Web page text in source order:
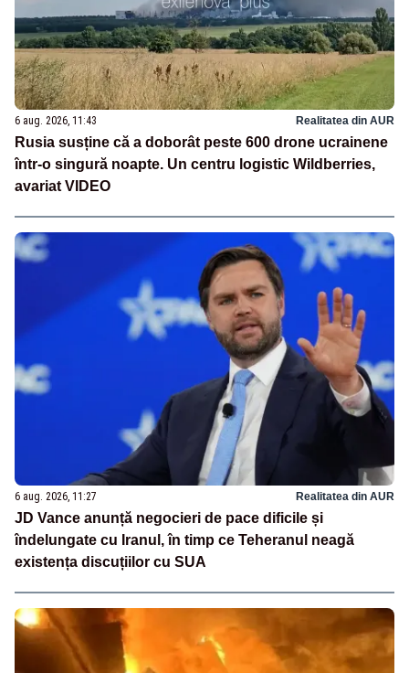
6 aug. 2026, 11:43 Realitatea din AUR
Rusia susține că a doborât peste 600 drone ucrainene
într-o singură noapte. Un centru logistic Wildberries,
avariat VIDEO
6 aug. 2026, 11:27 Realitatea din AUR
JD Vance anunță negocieri de pace dificile și
îndelungate cu Iranul, în timp ce Teheranul neagă
existența discuțiilor cu SUA